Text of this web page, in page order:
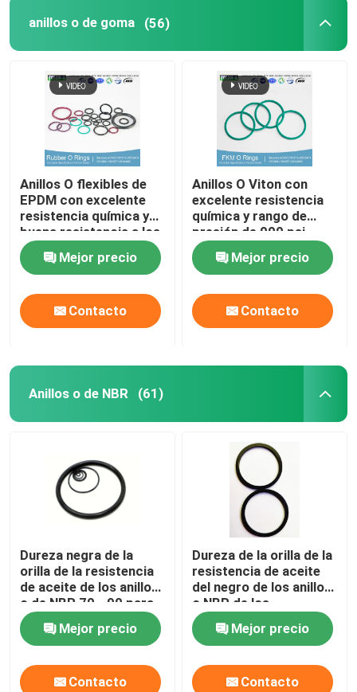
anillos o de goma (56)
Anillos O flexibles de
EPDM con excelente
resistencia química y
buena resistencia a los
rayos UV
Mejor precio
Contacto
Anillos O Viton con
excelente resistencia
química y rango de
presión de 000 psi
Mejor precio
Contacto
Anillos o de NBR (61)
Dureza negra de la
orilla de la resistencia
de aceite de los anillos
o de NBR 70 - 90 para
los compresores de
gas
Mejor precio
Contacto
Dureza de la orilla de la
resistencia de aceite
del negro de los anillos
o NBR de los
compresores de gas
70 - 90Mejor precio
Contacto